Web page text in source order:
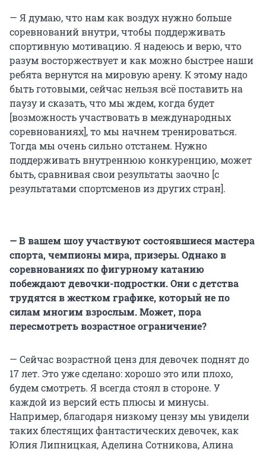
— Я думаю, что нам как воздух нужно больше
соревнований внутри, чтобы поддерживать
спортивную мотивацию. Я надеюсь и верю, что
разум восторжествует и как можно быстрее наши
ребята вернутся на мировую арену. К этому надо
быть готовыми, сейчас нельзя всё поставить на
паузу и сказать, что мы ждем, когда будет
[возможность участвовать в международных
соревнованиях], то мы начнем тренироваться.
Тогда мы очень сильно отстанем. Нужно
поддерживать внутреннюю конкуренцию, может
быть, сравнивая свои результаты заочно [с
результатами спортсменов из других стран].
— В вашем шоу участвуют состоявшиеся мастера
спорта, чемпионы мира, призеры. Однако в
соревнованиях по фигурному катанию
побеждают девочки-подростки. Они с детства
трудятся в жестком графике, который не по
силам многим взрослым. Может, пора
пересмотреть возрастное ограничение?
— Сейчас возрастной ценз для девочек поднят до
17 лет. Это уже сделано: хорошо это или плохо,
будем смотреть. Я всегда стоял в стороне. У
каждой из версий есть плюсы и минусы.
Например, благодаря низкому цензу мы увидели
таких блестящих фантастических девочек, как
Юлия Липницкая, Аделина Сотникова, Алина